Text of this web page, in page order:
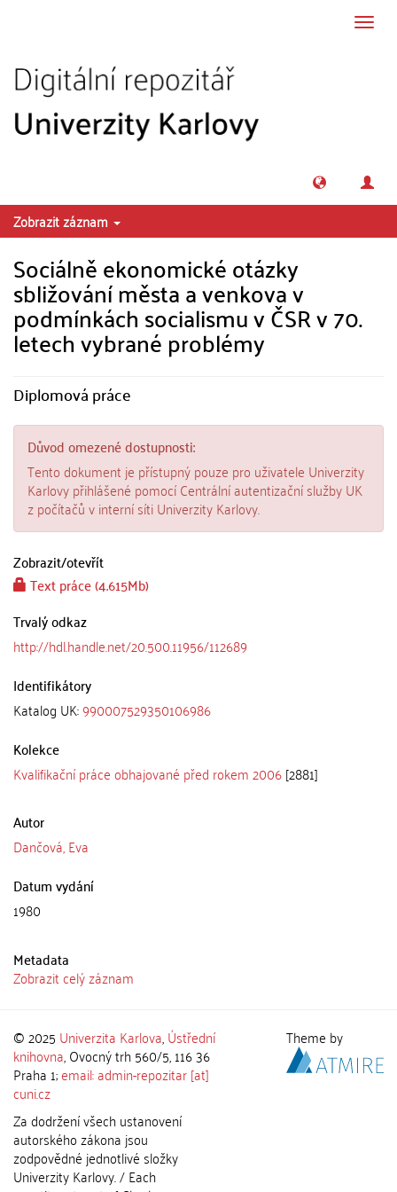
Zobrazit záznam
Sociálně ekonomické otázky
sbližování města a venkova v
podmínkách socialismu v ČSR v 70.
letech vybrané problémy
Diplomová práce
Důvod omezené dostupnosti:
Tento dokument je přístupný pouze pro uživatele Univerzity
Karlovy přihlášené pomocí Centrální autentizační služby UK
z počítačů v interní síti Univerzity Karlovy.
Zobrazit/otevřít
Text práce (4.615Mb)
Trvalý odkaz
http://hdl.handle.net/20.500.11956/112689
Identifikátory
Katalog UK:990007529350106986
Kolekce
Kvalifikační práce obhajované před rokem 2006[2881]
Autor
Dančová, Eva
Datum vydání
1980
Metadata
Zobrazit celý záznam
© 2025 Univerzita Karlova,Ústřední
knihovna, Ovocný trh 560/5, 116 36
Praha 1;email: admin-repozitar [at]
cuni.cz
Za dodržení všech ustanovení
autorského zákona jsou
zodpovědné jednotlivé složky
Univerzity Karlovy. / Each
Theme by